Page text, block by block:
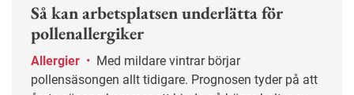
Så kan arbetsplatsen underlätta för
pollenallergiker
Allergier •
pollensäsongen allt tidigare. Prognosen tyder på att